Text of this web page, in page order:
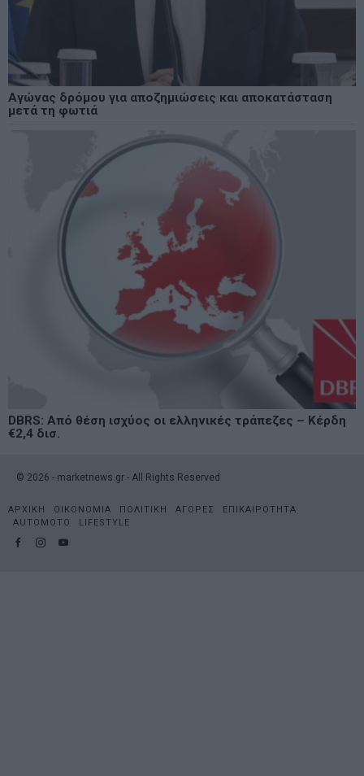
Αγώνας δρόμου για αποζημιώσεις και αποκατάσταση
μετά τη φωτιά
DBRS: Από θέση ισχύος οι ελληνικές τράπεζες – Κέρδη
€2,4 δισ.
© 2026 - marketnews.gr - All Rights Reserved
ΑΡΧΙΚΗ ΟΙΚΟΝΟΜΙΑ ΠΟΛΙΤΙΚΗ ΑΓΟΡΕΣ
ΕΠΙΚΑΙΡΟΤΗΤΑ
AUTOMOTO
LIFESTYLE